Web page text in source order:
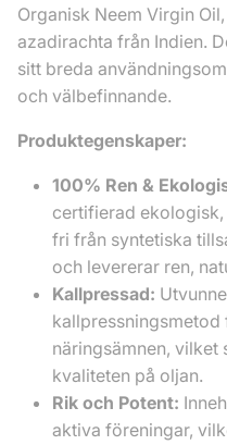
Organisk Neem Virgin
azadirachta från Indien.
sitt breda
och välbefinnande.
Produktegenskaper:
100% Ren &
certifierad
fri från syntetiska
och levererar ren,
Kallpressad:
näringsämnen, vilket
kvaliteten på oljan.
Rik och Potent:
aktiva föreningar,